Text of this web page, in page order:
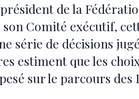
de la
Comité exécutif,
série de décisions
estiment que les
sur le parcours des